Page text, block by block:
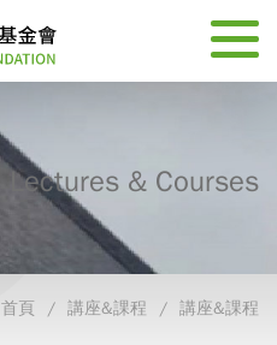
Lectures & Courses
首頁 講座&課程 講座&課程